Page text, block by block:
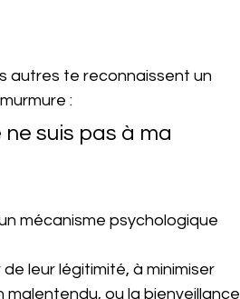
autres te reconnaissent un
:
suis pas à ma
mécanisme psychologique
leur légitimité, à minimiser
ou la bienveillance